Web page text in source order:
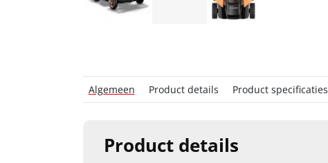
Product details
Algemeen Product details Product specificaties